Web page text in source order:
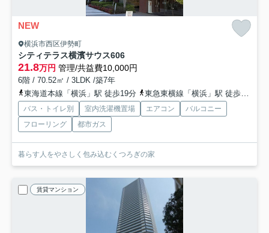
NEW
横浜市西区伊勢町
シティテラス横濱サウス606
21.8万円 管理/共益費10,000円
6階 / 70.52㎡ / 3LDK /築7年
東海道本線「横浜」駅 徒歩19分
東急東横線「横浜」駅 徒歩19分
バス・トイレ別 室内洗濯機置場 エアコン
バルコニー
フローリング
都市ガス
暮らす人をやさしく包み込むくつろぎの家
賃貸マンション